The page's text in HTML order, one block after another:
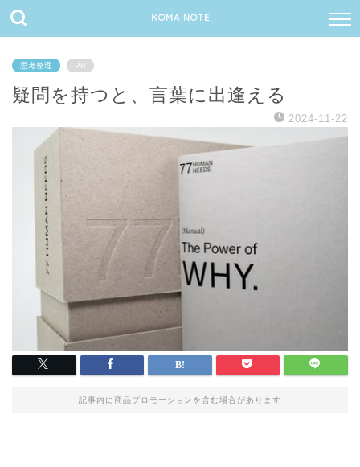
KOMA NOTE
思考整理 PR
疑問を持つと、言葉に出逢える
2024-11-22
記事内に商品プロモーションを含む場合があります